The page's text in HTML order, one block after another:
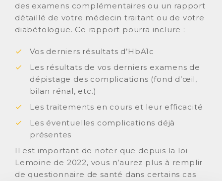
des examens complémentaires ou un rapport
détaillé de votre médecin traitant ou de votre
diabétologue. Ce rapport pourra inclure :
Vos derniers résultats d’HbA1c
Les résultats de vos derniers examens de
dépistage des complications (fond d’œil,
bilan rénal, etc.)
Les traitements en cours et leur efficacité
Les éventuelles complications déjà
présentes
Il est important de noter que depuis la loi
Lemoine de 2022, vous n’aurez plus à remplir
de questionnaire de santé dans certains cas